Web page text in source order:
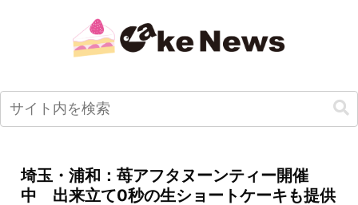
埼玉・浦和：苺アフタヌーンティー開催
中 出来立て0秒の生ショートケーキも提供